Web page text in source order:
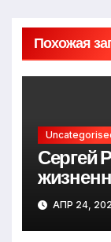
Похожая
Сергей
АПР 24,